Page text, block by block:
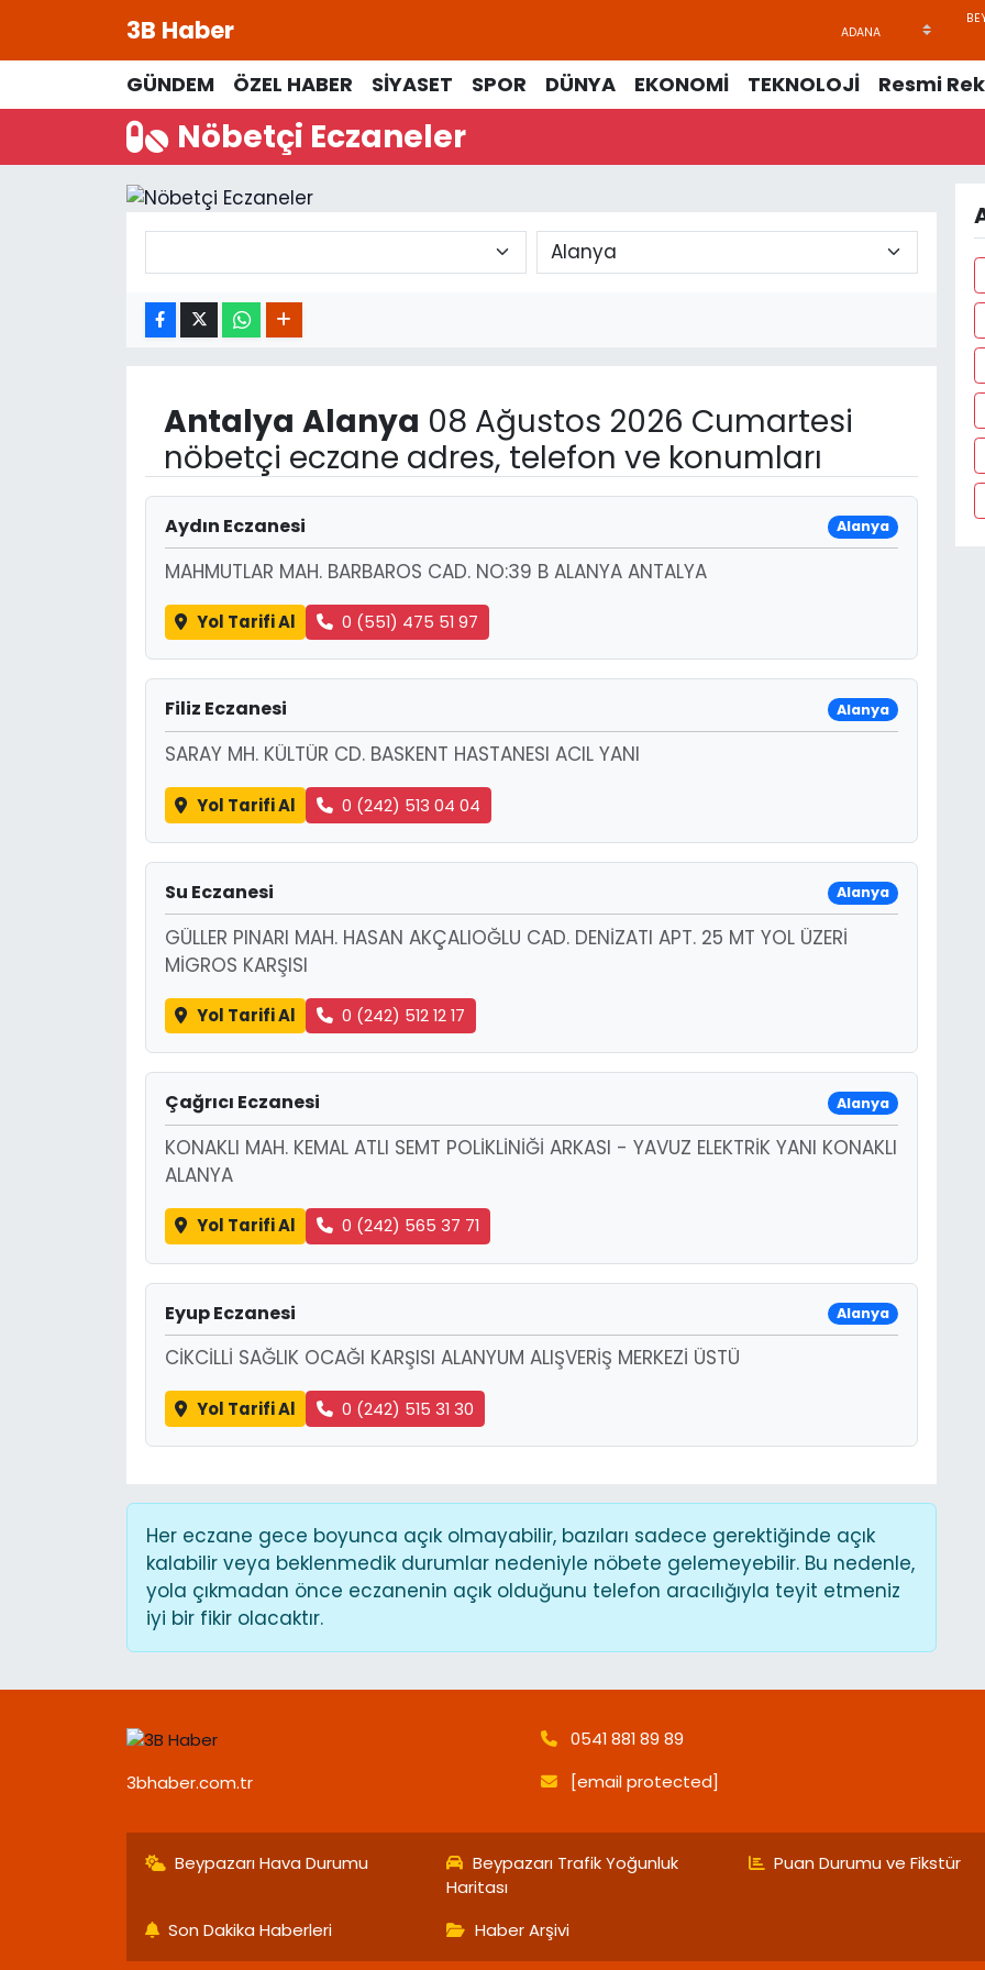
3B Haber
GÜNDEM ÖZEL HABER SİYASET SPOR DÜNYA EKONOMİ TEKNOLOJİ Resmi
Nöbetçi Eczaneler
Antalya Alanya 08 Ağustos 2026 Cumartesi
nöbetçi eczane adres, telefon ve konumları
Aydın Eczanesi Alanya
MAHMUTLAR MAH. BARBAROS CAD. NO:39 B ALANYA ANTALYA
Yol Tarifi Al 0 (551) 475 51 97
Filiz Eczanesi Alanya
SARAY MH. KÜLTÜR CD. BASKENT HASTANESI ACIL YANI
Yol Tarifi Al 0 (242) 513 04 04
Su Eczanesi Alanya
GÜLLER PINARI MAH. HASAN AKÇALIOĞLU CAD. DENİZATI APT. 25 MT YOL ÜZERİ
MİGROS KARŞISI
Yol Tarifi Al 0 (242) 512 12 17
Çağrıcı Eczanesi Alanya
KONAKLI MAH. KEMAL ATLI SEMT POLİKLİNİĞİ ARKASI - YAVUZ ELEKTRİK YANI KONAKLI
ALANYA
Yol Tarifi Al 0 (242) 565 37 71
Eyup Eczanesi Alanya
CİKCİLLİ SAĞLIK OCAĞI KARŞISI ALANYUM ALIŞVERİŞ MERKEZİ ÜSTÜ
Yol Tarifi Al 0 (242) 515 31 30
Her eczane gece boyunca açık olmayabilir, bazıları sadece gerektiğinde açık
kalabilir veya beklenmedik durumlar nedeniyle nöbete gelemeyebilir. Bu nedenle,
yola çıkmadan önce eczanenin açık olduğunu telefon aracılığıyla teyit etmeniz
iyi bir fikir olacaktır.
3bhaber.com.tr
0541 881 89 89
[email protected]
Beypazarı Hava Durumu
Beypazarı Trafik Yoğunluk
Haritası
Puan Durumu ve Fikstür
Son Dakika Haberleri Haber Arşivi
Beypazarı Hava Durumu
Beypazarı Trafik Yoğunluk Haritası
Süper Lig Puan Durumu ve Fikstür
Son Dakika Haberleri